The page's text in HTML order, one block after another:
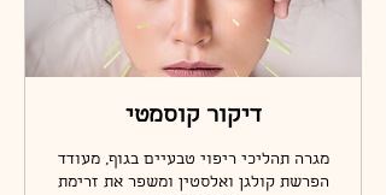
דיקור קוסמטי
מגרה תהליכי ריפוי טבעיים בגוף, מעודד
הפרשת קולגן ואלסטין ומשפר את זרימת